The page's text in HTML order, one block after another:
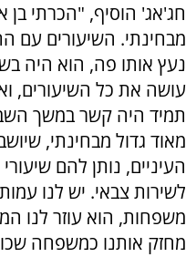
חג'אג' הוסיף, "הכרתי
מבחינתי. השיעורים עם
נעץ אותו פה, הוא היה
עושה את כל השיעורים,
תמיד היה קשר במשך
מאוד גדול מבחינתי,
העיניים, נותן להם
לשירות צבאי. יש לנו
משפחות, הוא עוזר לנו
מחזק אותנו כמשפחה